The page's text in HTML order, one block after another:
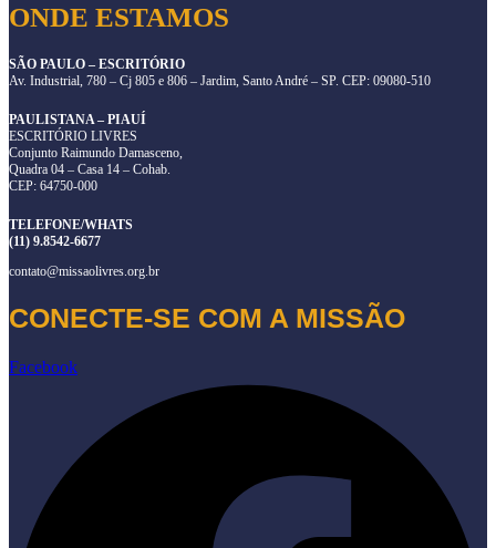
ONDE ESTAMOS
SÃO PAULO – ESCRITÓRIO
Av. Industrial, 780 – Cj 805 e 806 – Jardim, Santo André – SP. CEP: 09080-510
PAULISTANA – PIAUÍ
ESCRITÓRIO LIVRES
Conjunto Raimundo Damasceno,
Quadra 04 – Casa 14 – Cohab.
CEP: 64750-000
TELEFONE/WHATS
(11) 9.8542-6677
contato@missaolivres.org.br
CONECTE-SE COM A MISSÃO
Facebook